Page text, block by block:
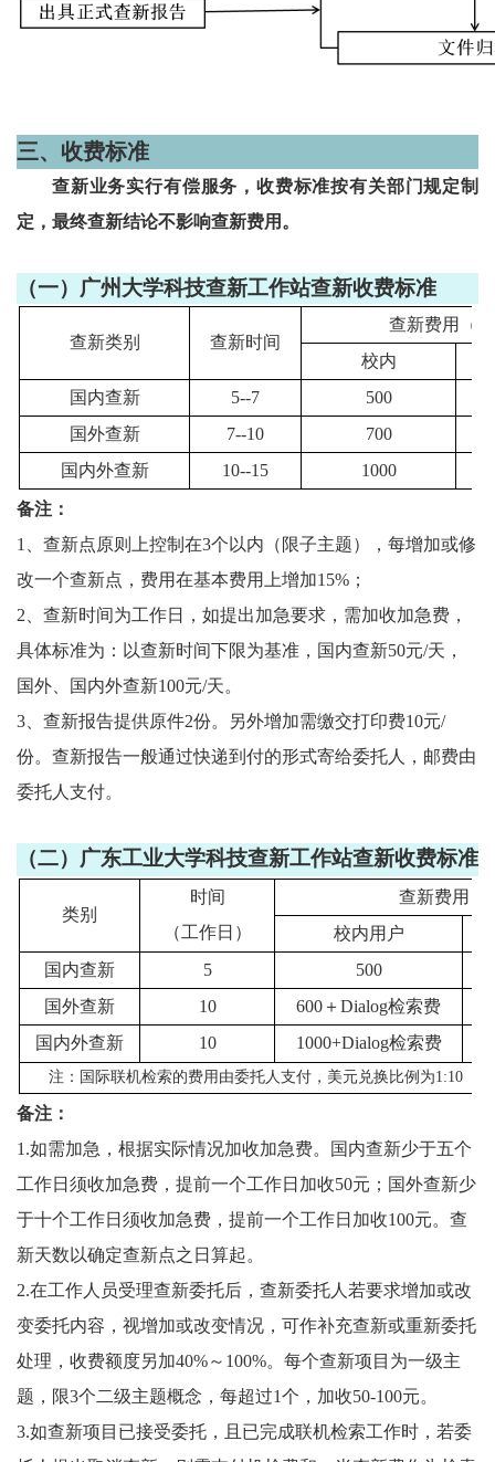
三、收费标准
查新业务实行有偿服务，收费标准按有关部门规定制
定，最终查新结论不影响查新费用。
（一） 广州大学科技查新工作站查新收费标准
查新类别 查新时间
查新费用（
校内
国内查新
5--7
500
国外查新
7--10
700
国内外查新
10--15 1000
备注：
1
、查新点原则上控制在3个以内（限子主题），每增加或修
改一个查新点，费用在基本费用上增加15% ；
2 、查新时间为工作日，如提出加急要求，需加收加急费，
具体标准为：以查新时间下限为基准，国内查新50元/天，
国外、国内外查新100元/天。
3 、查新报告提供原件2份。另外增加需缴交打印费10元/
份。查新报告一般通过快递到付的形式寄给委托人，邮费由
委托人支付。
（二）广东工业大学科技查新工作站查新收费标准
类别
时间
（工作日）
查新费用（
校内用户
国内查新
5
500
国外查新
10 600＋Dialog检索费
国内外查新
10 1000+Dialog检索费
注：国际联机检索的费用由委托人支付，美元兑换比例为1:10（
备注：
1.如需加急，根据实际情况加收加急费。国内查新少于五个
工作日须收加急费，提前一个工作日加收50元；国外查新少
于十个工作日须收加急费，提前一个工作日加收100元。查
新天数以确定查新点之日算起。
2.在工作人员受理查新委托后，查新委托人若要求增加或改
变委托内容，视增加或改变情况，可作补充查新或重新委托
处理，收费额度另加40%～ 100%。每个查新项目为一级主
题，限3个二级主题概念，每超过1个，加收50-100元。
3.如查新项目已接受委托，且已完成联机检索工作时，若委